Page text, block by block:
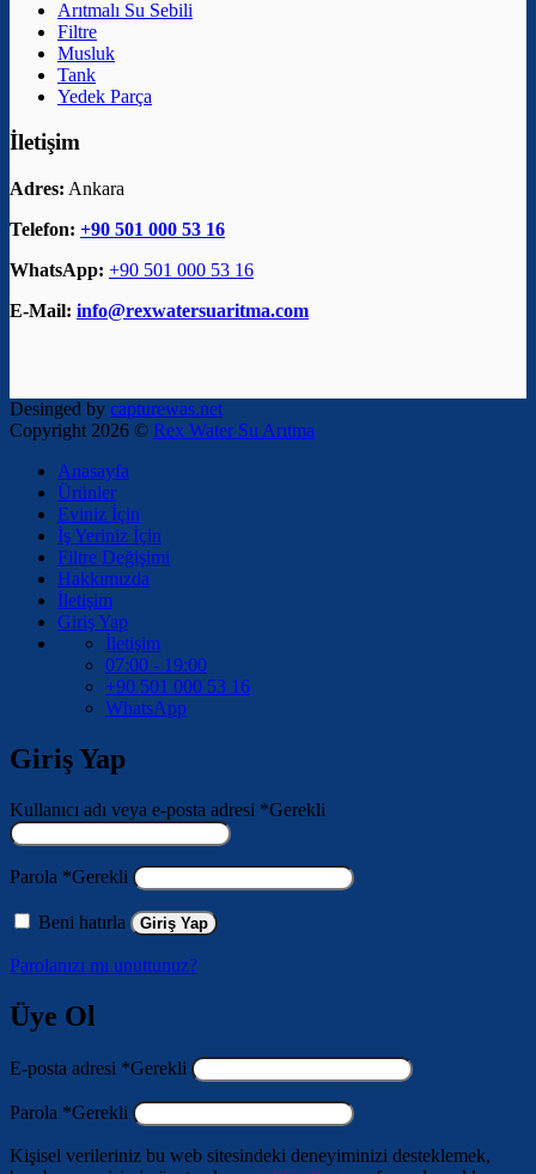
Arıtmalı Su Sebili
Filtre
Musluk
Tank
Yedek Parça
İletişim
Adres: Ankara
Telefon: +90 501 000 53 16
WhatsApp: +90 501 000 53 16
E-Mail: info@rexwatersuaritma.com
Desinged by capturewas.net
Copyright 2026 © Rex Water Su Arıtma
Anasayfa
Ürünler
Eviniz İçin
İş Yeriniz İçin
Filtre Değişimi
Hakkımızda
İletişim
Giriş Yap
İletişim
07:00 - 19:00
+90 501 000 53 16
WhatsApp
Giriş Yap
Kullanıcı adı veya e-posta adresi *Gerekli
Parola *Gerekli
Beni hatırla Giriş Yap
Parolanızı mı unuttunuz?
Üye Ol
E-posta adresi *Gerekli
Parola *Gerekli
Kişisel verileriniz bu web sitesindeki deneyiminizi desteklemek,